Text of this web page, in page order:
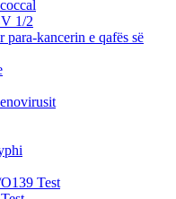
1/2
kancerin e qafës së
Test